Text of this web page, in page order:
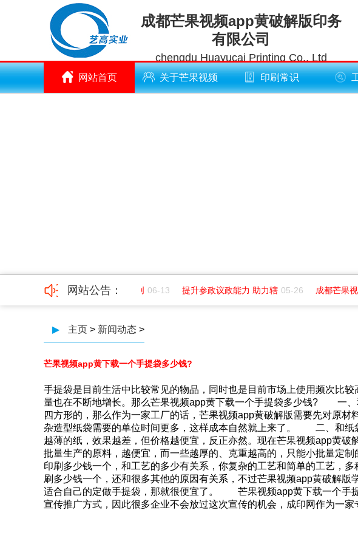
成都芒果视频app黄破解版印务
有限公司
chengdu Huayucai Printing Co., Ltd
网站首页 关于芒果视频 印刷常识
网站公告：
成都纺织高等专科学院创 06-13 提升参政议政能力 助力辖 05-26 成都芒果
▶ 主页 > 新闻动态 >
芒果视频app黄下载一个手提袋多少钱?
手提袋是目前生活中比较常见的物品，同时也是目前市场上使用频次比
量也在不断地增长。那么芒果视频app黄下载一个手提袋多少钱? 一
四方形的，那么作为一家工厂的话，芒果视频app黄破解版需要先对
杂造型纸袋需要的单位时间更多，这样成本自然就上来了。 二
越薄的纸，效果越差，但价格越便宜，反正亦然。现在芒果视频app黄
批量生产的原料，越便宜，而一些越厚的、克重越高的，只能
印刷多少钱一个，和工艺的多少有关系，你复杂的工艺和简单的工艺，
刷多少钱一个，还和很多其他的原因有关系，不过芒果视频app黄破解版学
适合自己的定做手提袋，那就很便宜了。 芒果视频app黄下载一个手
宣传推广方式，因此很多企业不会放过这次宣传的机会，成印网作为一家